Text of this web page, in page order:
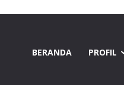
BERANDA PROFIL